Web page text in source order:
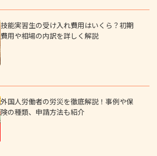
技能実習生の受け入れ費用はいくら？初期
費用や相場の内訳を詳しく解説
外国人労働者の労災を徹底解説！事例や保
険の種類、申請方法も紹介